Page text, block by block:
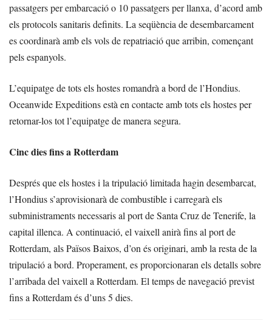
passatgers per embarcació o 10 passatgers per llanxa, d’acord amb
els protocols sanitaris definits. La seqüència de desembarcament
es coordinarà amb els vols de repatriació que arribin, començant
pels espanyols.
L’equipatge de tots els hostes romandrà a bord de l’Hondius.
Oceanwide Expeditions està en contacte amb tots els hostes per
retornar-los tot l’equipatge de manera segura.
Cinc dies fins a Rotterdam
Després que els hostes i la tripulació limitada hagin desembarcat,
l’Hondius s’aprovisionarà de combustible i carregarà els
subministraments necessaris al port de Santa Cruz de Tenerife, la
capital illenca. A continuació, el vaixell anirà fins al port de
Rotterdam, als Països Baixos, d’on és originari, amb la resta de la
tripulació a bord. Properament, es proporcionaran els detalls sobre
l’arribada del vaixell a Rotterdam. El temps de navegació previst
fins a Rotterdam és d’uns 5 dies.